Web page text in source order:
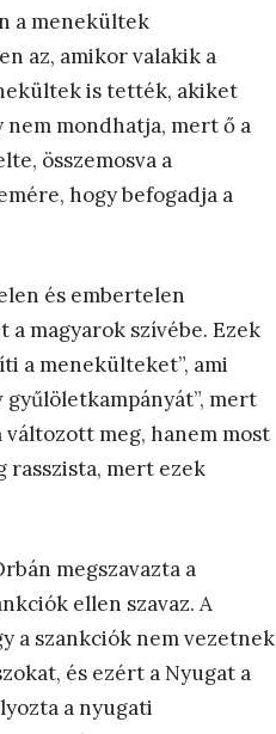
a menekültek
az, amikor valakik a
is tették, akiket
nem mondhatja, mert ő a
összemosva a
hogy befogadja a
és embertelen
magyarok szívébe. Ezek
a menekülteket”, ami
mert
meg, hanem most
rasszista, mert ezek
megszavazta a
ellen szavaz. A
a szankciók nem vezetnek
és ezért a Nyugat a
a nyugati